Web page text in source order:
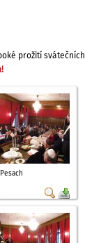
prožití svátečních
Pesach